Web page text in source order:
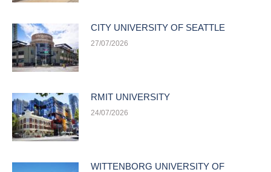
CITY UNIVERSITY OF SEATTLE
27/07/2026
RMIT UNIVERSITY
24/07/2026
WITTENBORG UNIVERSITY OF